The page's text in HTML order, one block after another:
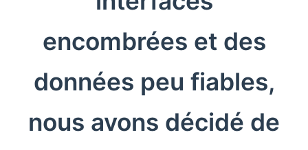
encombrées et des
données peu fiables,
nous avons décidé de